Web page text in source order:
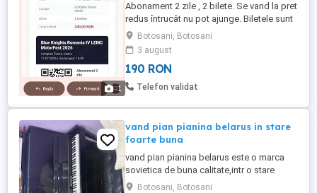
1
Abonament 2 zile , 2 bilete. Se vand la pret
redus întrucât nu pot ajunge. Biletele sunt
in format PDF, le trimit pe e-mail.
Botosani, Botosani
3 august
190 RON
Telefon validat
vand pian pianina belarus in stare
foarte buna
vand pian pianina belarus este o marca
sovietica de buna calitate,intr o stare
foarte buna,a fost folosita putin,motivul
Botosani, Botosani